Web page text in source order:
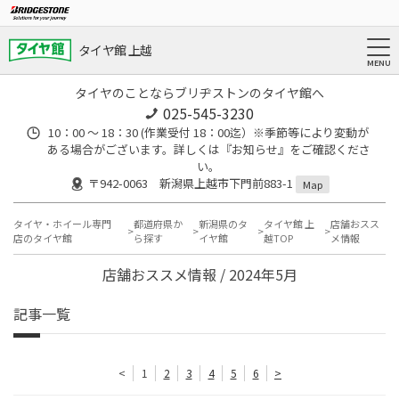
タイヤ館 上越
タイヤのことならブリヂストンのタイヤ館へ
025-545-3230
10：00 ～ 18：30 (作業受付 18：00迄）※季節等により変動が
ある場合がございます。詳しくは『お知らせ』をご確認くださ
い。
〒942-0063 新潟県上越市下門前883-1
Map
タイヤ・ホイール専門
店のタイヤ館
都道府県か
ら探す
新潟県のタ
イヤ館
タイヤ館 上
越TOP
店舗おスス
メ情報
店舗おススメ情報 / 2024年5月
記事一覧
< 1 2 3 4 5 6 >